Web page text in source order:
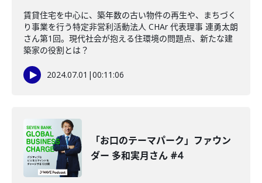
賃貸住宅を中心に、築年数の古い物件の再生や、まちづく
り事業を行う特定非営利活動法人 CHAr 代表理事 連勇太朗
さん第1回。現代社会が抱える住環境の問題点、新たな建
築家の役割とは？
2024.07.01 |00:11:06
「お口のテーマパーク」ファウン
ダー 多和実月さん #4